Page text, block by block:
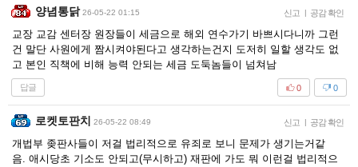
양념통닭 26-05-22 01:15 신고 | 공감 확인
교장 교감 센터장 원장들이 세금으로 해외 연수가기 바쁘시다니까 그런
건 말단 사원에게 짬시켜야된다고 생각하는건지 도저히 일할 생각도 없
고 본인 직책에 비해 능력 안되는 세금 도둑놈들이 넘쳐남
답글 0
0
로켓토판치 26-05-22 08:49 신고 | 공감 확인
개법부 좆판사들이 저걸 법리적으로 유죄로 보니 문제가 생기는거같
음. 애시당초 기소도 안되고(무시하고) 재판에 가도 뭐 이런걸 법리적으